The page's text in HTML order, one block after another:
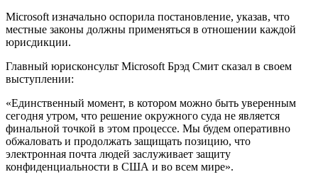
Microsoft изначально оспорила постановление, указав, что
местные законы должны применяться в отношении каждой
юрисдикции.
Главный юрисконсульт Microsoft Брэд Смит сказал в своем
выступлении:
«Единственный момент, в котором можно быть уверенным
сегодня утром, что решение окружного суда не является
финальной точкой в этом процессе. Мы будем оперативно
обжаловать и продолжать защищать позицию, что
электронная почта людей заслуживает защиту
конфиденциальности в США и во всем мире».